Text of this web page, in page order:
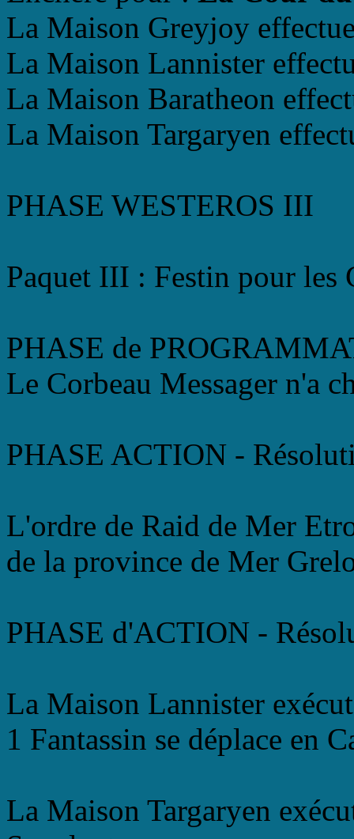
La Maison Greyjoy
La Maison Lannister
La Maison Baratheon
La Maison Targaryen
PHASE WESTEROS III
Paquet III : Festin pour les
PHASE de
Le Corbeau Messager n'a
PHASE ACTION -
L'ordre de Raid de Mer
de la province de Mer
PHASE d'ACTION -
La Maison Lannister
1 Fantassin se déplace en
La Maison Targaryen